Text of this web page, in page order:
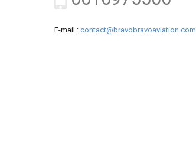
E-mail : contact@bravobravoaviation.com